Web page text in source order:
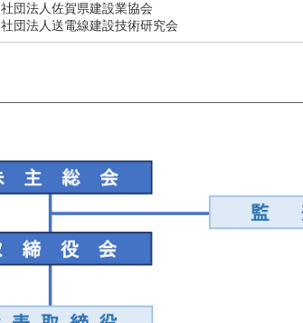
社団法人佐賀県建設業協会
社団法人送電線建設技術研究会